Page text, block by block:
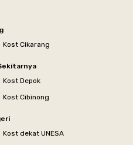
Kost Cikarang
Kost Depok
Kost Cibinong
Kost dekat UNESA